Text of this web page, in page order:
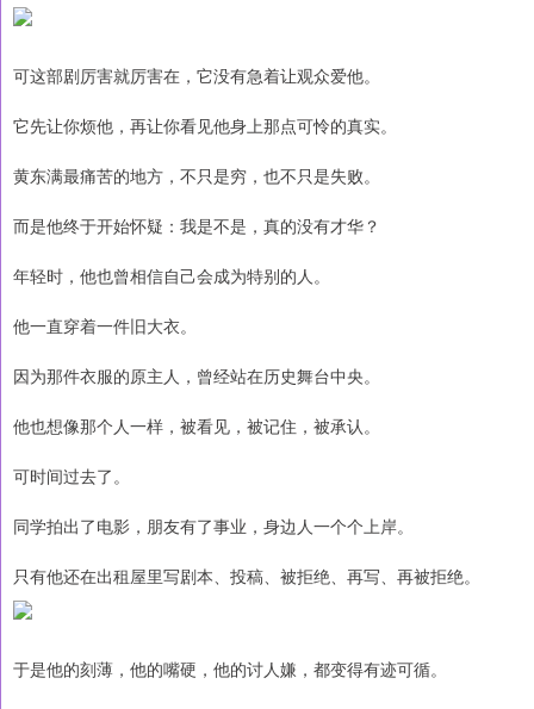
可这部剧厉害就厉害在，它没有急着让观众爱他。
它先让你烦他，再让你看见他身上那点可怜的真实。
黄东满最痛苦的地方，不只是穷，也不只是失败。
而是他终于开始怀疑：我是不是，真的没有才华？
年轻时，他也曾相信自己会成为特别的人。
他一直穿着一件旧大衣。
因为那件衣服的原主人，曾经站在历史舞台中央。
他也想像那个人一样，被看见，被记住，被承认。
可时间过去了。
同学拍出了电影，朋友有了事业，身边人一个个上岸。
只有他还在出租屋里写剧本、投稿、被拒绝、再写、再被拒绝。
于是他的刻薄，他的嘴硬，他的讨人嫌，都变得有迹可循。